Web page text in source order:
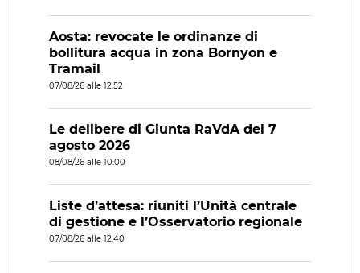
Aosta: revocate le ordinanze di
bollitura acqua in zona Bornyon e
Tramail
07/08/26 alle 12:52
Le delibere di Giunta RaVdA del 7
agosto 2026
08/08/26 alle 10:00
Liste d’attesa: riuniti l’Unità centrale
di gestione e l’Osservatorio regionale
07/08/26 alle 12:40